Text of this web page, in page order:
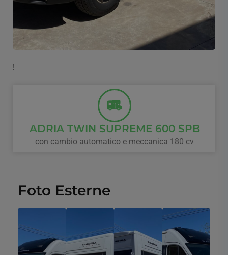
!
ADRIA TWIN SUPREME 600 SPB
con cambio automatico e meccanica 180 cv
Foto Esterne